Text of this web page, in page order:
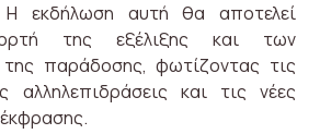
Η εκδήλωση αυτή θα αποτελεί
της εξέλιξης και των
παράδοσης, φωτίζοντας τις
αλληλεπιδράσεις και τις νέες